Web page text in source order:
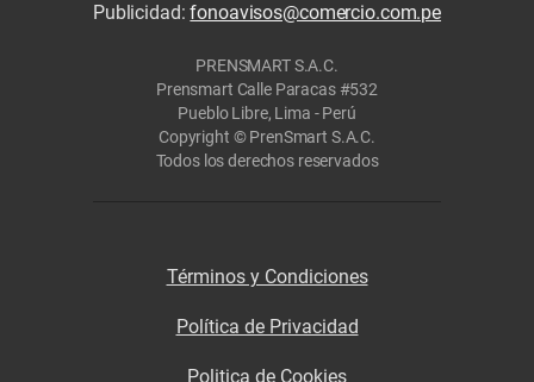
Publicidad:fonoavisos@comercio.com.pe
PRENSMART S.A.C.
Prensmart Calle Paracas #532
Pueblo Libre, Lima - Perú
Copyright © PrenSmart S.A.C.
Todos los derechos reservados
Términos y Condiciones
Política de Privacidad
Politica de Cookies